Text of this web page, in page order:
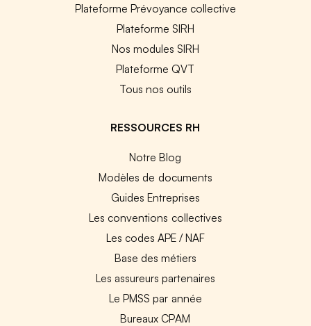
Plateforme Prévoyance collective
Plateforme SIRH
Nos modules SIRH
Plateforme QVT
Tous nos outils
RESSOURCES RH
Notre Blog
Modèles de documents
Guides Entreprises
Les conventions collectives
Les codes APE / NAF
Base des métiers
Les assureurs partenaires
Le PMSS par année
Bureaux CPAM